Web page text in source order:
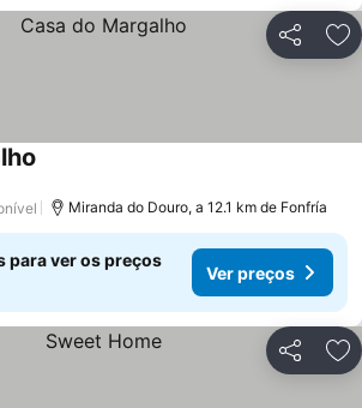
Partilhar
Miranda do Douro, a 12.1 km de Fonfría
para ver os preços
Ver preços
Partilhar